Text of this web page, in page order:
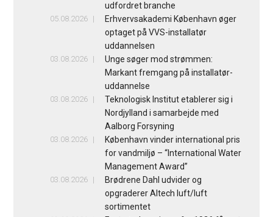
udfordret branche
05.08.2026
Erhvervsakademi København øger
optaget på VVS-installatør
uddannelsen
03.08.2026
Unge søger mod strømmen:
Markant fremgang på installatør-
uddannelse
03.08.2026
Teknologisk Institut etablerer sig i
Nordjylland i samarbejde med
Aalborg Forsyning
03.08.2026
København vinder international pris
for vandmiljø – “International Water
Management Award”
03.08.2026
Brødrene Dahl udvider og
opgraderer Altech luft/luft
sortimentet